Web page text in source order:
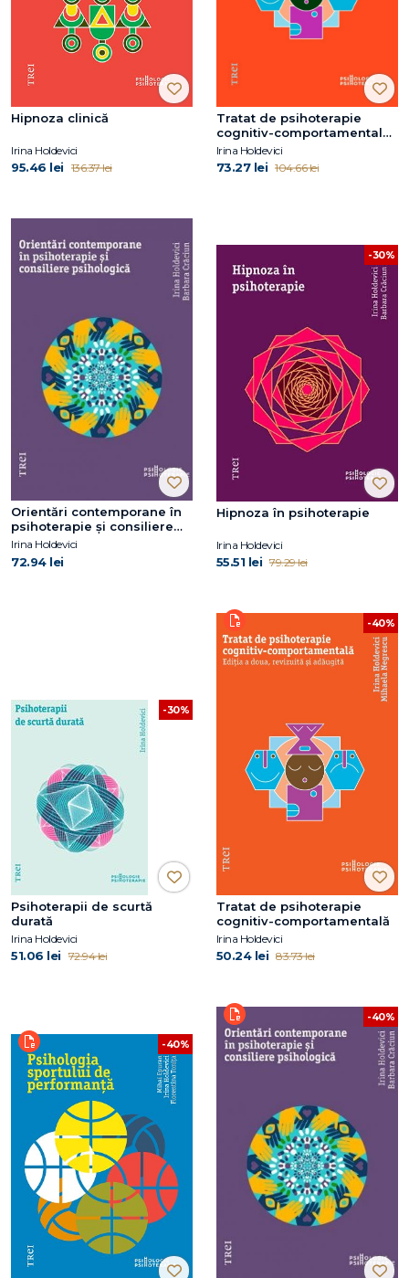
Hipnoza clinică
Irina Holdevici
95.46 lei 136.37 lei
Tratat de psihoterapie
cognitiv-comportamentală.
Ediția a doua, revizuită și
adăugită
Irina Holdevici
73.27 lei 104.66 lei
Orientări contemporane în
psihoterapie și consiliere
psihologică
Irina Holdevici
72.94 lei
-30%
Hipnoza în psihoterapie
Irina Holdevici
55.51 lei 79.29 lei
-30%
Psihoterapii de scurtă
durată
Irina Holdevici
51.06 lei 72.94 lei
-40%
Tratat de psihoterapie
cognitiv-comportamentală
Irina Holdevici
50.24 lei 83.73 lei
-40%
-40%